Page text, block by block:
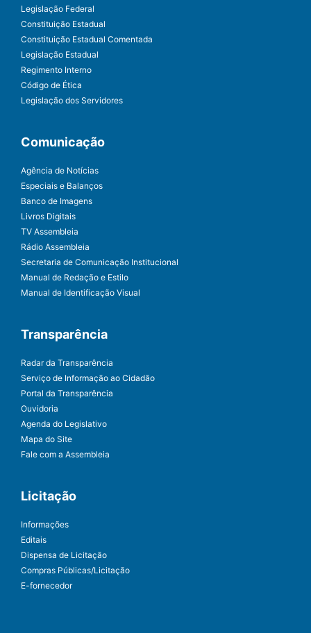
Legislação Federal
Constituição Estadual
Constituição Estadual Comentada
Legislação Estadual
Regimento Interno
Código de Ética
Legislação dos Servidores
Comunicação
Agência de Notícias
Especiais e Balanços
Banco de Imagens
Livros Digitais
TV Assembleia
Rádio Assembleia
Secretaria de Comunicação Institucional
Manual de Redação e Estilo
Manual de Identificação Visual
Transparência
Radar da Transparência
Serviço de Informação ao Cidadão
Portal da Transparência
Ouvidoria
Agenda do Legislativo
Mapa do Site
Fale com a Assembleia
Licitação
Informações
Editais
Dispensa de Licitação
Compras Públicas/Licitação
E-fornecedor